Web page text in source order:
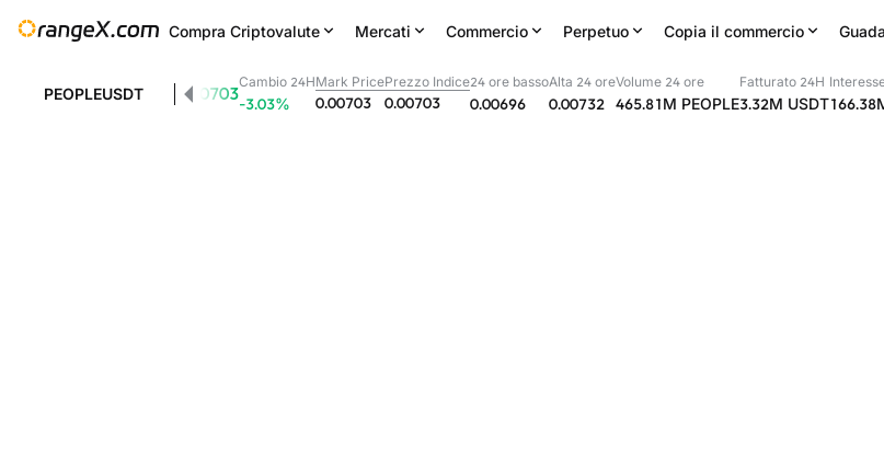
Compra Criptovalute Mercati Commercio Perpetuo Copia il commercio
PEOPLEUSDT 0.00703
Cambio 24H
-3.03%
Mark Price
0.00703
Prezzo Indice
0.00703
24 ore basso
0.00696
Alta 24 ore
0.00732
Volume 24 ore
465.81M PEOPLE
Fatturato 24H
3.32M USDT